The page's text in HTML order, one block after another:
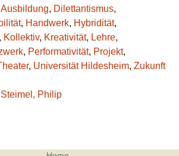
Ausbildung, Dilettantismus,
, Handwerk, Hybridität,
Kollektiv, Kreativität, Lehre,
, Performativität, Projekt,
, Universität Hildesheim, Zukunft
Steimel, Philip